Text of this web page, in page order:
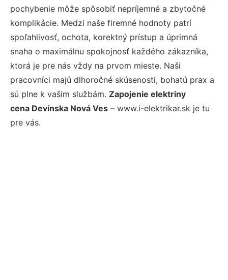
pochybenie môže spôsobiť nepríjemné a zbytočné
komplikácie. Medzi naše firemné hodnoty patrí
spoľahlivosť, ochota, korektný prístup a úprimná
snaha o maximálnu spokojnosť každého zákazníka,
ktorá je pre nás vždy na prvom mieste. Naši
pracovníci majú dlhoročné skúsenosti, bohatú prax a
sú plne k vašim službám. Zapojenie elektriny
cena Devínska Nová Ves – www.i-elektrikar.sk je tu
pre vás.